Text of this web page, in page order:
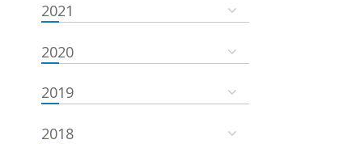
2021
2020
2019
2018